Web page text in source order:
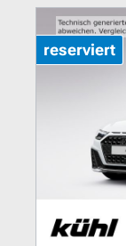
reserviert